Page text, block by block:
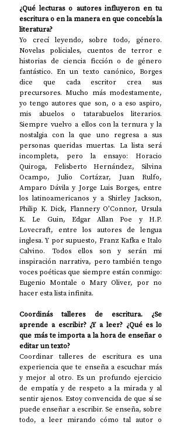
¿Qué lecturas o autores influyeron en tu
escritura o en la manera en que concebís la
literatura?
Yo crecí leyendo, sobre todo, género.
Novelas policiales, cuentos de terror e
historias de ciencia ficción o de género
fantástico. En un texto canónico, Borges
dice que cada escritor crea sus
precursores. Mucho más modestamente,
yo tengo autores que son, o a eso aspiro,
mis abuelos o tatarabuelos literarios.
Siempre vuelvo a ellos con la ternura y la
nostalgia con la que uno regresa a sus
personas queridas muertas. La lista será
incompleta, pero la ensayo: Horacio
Quiroga, Felisberto Hernández, Silvina
Ocampo, Julio Cortázar, Juan Rulfo,
Amparo Dávila y Jorge Luis Borges, entre
los latinoamericanos y a Shirley Jackson,
Philip K. Dick, Flannery O’Connor, Ursula
K. Le Guin, Edgar Allan Poe y H.P.
Lovecraft, entre los autores de lengua
inglesa. Y por supuesto, Franz Kafka e Italo
Calvino. Todos ellos son y serán mi
inspiración narrativa, pero también tengo
voces poéticas que siempre están conmigo:
Eugenio Montale o Mary Oliver, por no
hacer esta lista infinita.
Coordinás talleres de escritura. ¿Se
aprende a escribir? ¿Y a leer? ¿Qué es lo
que más te importa a la hora de enseñar o
editar un texto?
Coordinar talleres de escritura es una
experiencia que te enseña a escuchar más
y mejor al otro. Es un profundo ejercicio
de empatía y de respeto a la mirada y al
sentir ajenos. Estoy convencida de que sí se
puede enseñar a escribir. Se enseña, sobre
todo, a leer mirando cómo tal autor o